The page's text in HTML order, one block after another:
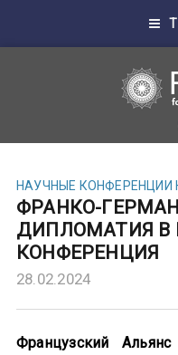
НАУЧНЫЕ КОНФЕРЕНЦИИ
ФРАНКО-
ДИПЛОМАТИЯ В
КОНФЕРЕНЦИЯ
28.02.2024
Французский